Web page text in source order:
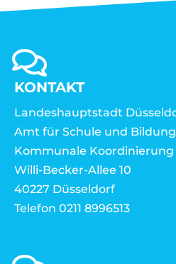
KONTAKT
Landeshauptstadt
Amt für Schule und Bildung
Kommunale Koordinierung
Willi-Becker-Allee 10
40227 Düsseldorf
Telefon 0211 8996513